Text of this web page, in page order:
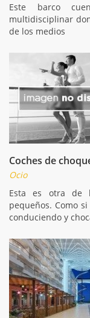
Este barco
multidisciplinar
de los medios
Coches de
Ocio
Esta es otra de
pequeños. Como
conduciendo y